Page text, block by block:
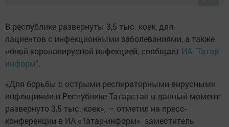
В республике развернуты 3,5 тыс. коек, для
пациентов с инфекционными заболеваниями, а также
новой коронавирусной инфекцией, сообщает ИА "Татар-
информ".
«Для борьбы с острыми респираторными вирусными
инфекциями в Республике Татарстан в данный момент
развернуто 3,5 тыс. коек», — отметил на пресс-
конференции в ИА «Татар-информ» заместитель